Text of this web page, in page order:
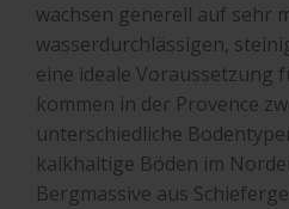
wachsen generell auf sehr
wasserdurchlässigen,
eine ideale Voraussetzung
kommen in der Provence
unterschiedliche
kalkhaltige Böden im
Bergmassive aus